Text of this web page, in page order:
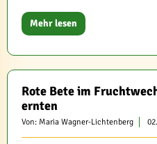
Mehr lesen
Rote Bete im
ernten
Von: Maria Wagner-Lichtenberg